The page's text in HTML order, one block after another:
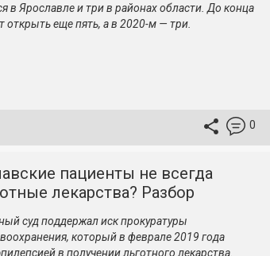
в Ярославле и три в районах области. До конца
открыть еще пять, а в 2020-м — три.
0
пациенты не всегда
лекарства? Разбор
суд поддержал иск прокуратуры
который в феврале 2019 года
в получении льготного лекарства.